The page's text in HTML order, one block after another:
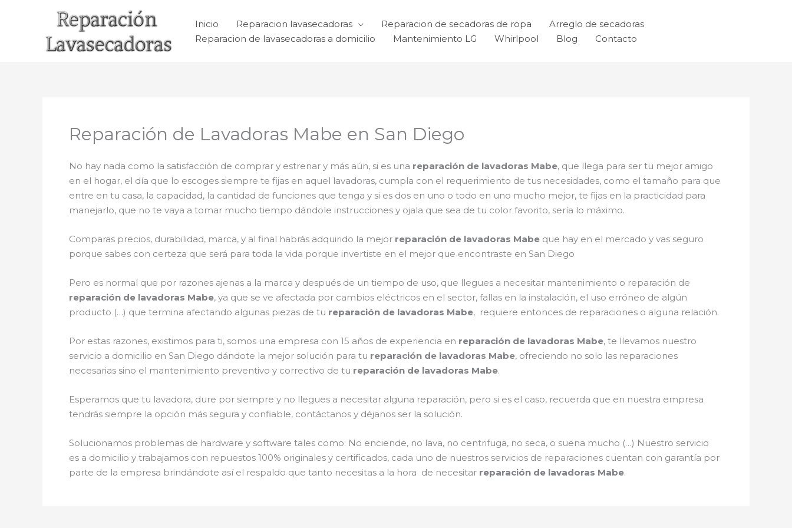
Inicio Reparacion lavasecadoras Reparacion de secadoras de ropa
Arreglo de secadoras
Reparacion de lavasecadoras a domicilio
Mantenimiento LG Whirlpool Blog Contacto
Reparación de Lavadoras Mabe en San Diego
No hay nada como la satisfacción de comprar y estrenar y más aún, si es una reparación de lavadoras Mabe, que llega para ser tu mejor amigo
en el hogar, el día que lo escoges siempre te fijas en aquel lavadoras, cumpla con el requerimiento de tus necesidades, como el tamaño para que
entre en tu casa, la capacidad, la cantidad de funciones que tenga y si es dos en uno o todo en uno mucho mejor, te fijas en la practicidad para
manejarlo, que no te vaya a tomar mucho tiempo dándole instrucciones y ojala que sea de tu color favorito, sería lo máximo.
Comparas precios, durabilidad, marca, y al final habrás adquirido la mejor reparación de lavadoras Mabe que hay en el mercado y vas seguro
porque sabes con certeza que será para toda la vida porque invertiste en el mejor que encontraste en San Diego
Pero es normal que por razones ajenas a la marca y después de un tiempo de uso, que llegues a necesitar mantenimiento o reparación de
reparación de lavadoras Mabe, ya que se ve afectada por cambios eléctricos en el sector, fallas en la instalación, el uso erróneo de algún
producto (…) que termina afectando algunas piezas de tu reparación de lavadoras Mabe, requiere entonces de reparaciones o alguna relación.
Por estas razones, existimos para ti, somos una empresa con 15 años de experiencia en reparación de lavadoras Mabe, te llevamos nuestro
servicio a domicilio en San Diego dándote la mejor solución para tu reparación de lavadoras Mabe, ofreciendo no solo las reparaciones
necesarias sino el mantenimiento preventivo y correctivo de tu reparación de lavadoras Mabe.
Esperamos que tu lavadora, dure por siempre y no llegues a necesitar alguna reparación, pero si es el caso, recuerda que en nuestra empresa
tendrás siempre la opción más segura y confiable, contáctanos y déjanos ser la solución.
Solucionamos problemas de hardware y software tales como: No enciende, no lava, no centrifuga, no seca, o suena mucho (…) Nuestro servicio
es a domicilio y trabajamos con repuestos 100% originales y certificados, cada uno de nuestros servicios de reparaciones cuentan con garantía por
parte de la empresa brindándote así el respaldo que tanto necesitas a la hora de necesitar reparación de lavadoras Mabe.